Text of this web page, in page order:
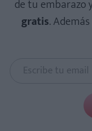
de tu embarazo
gratis.